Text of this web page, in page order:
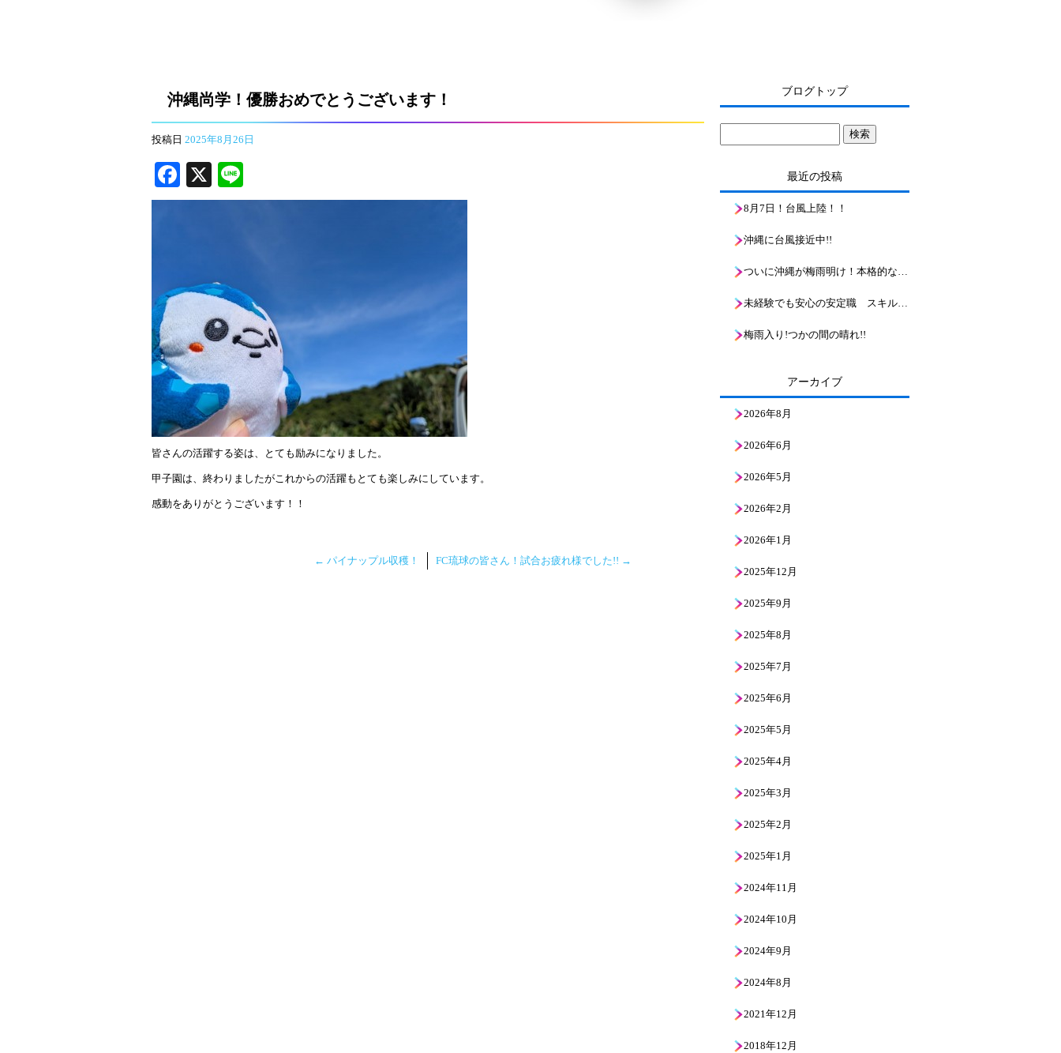
沖縄尚学！優勝おめでとうございます！
投稿日 2025年8月26日
Fa
ce
X
ne
皆さんの活躍する姿は、とても励みになりました。
甲子園は、終わりましたがこれからの活躍もとても楽しみにしています。
感動をありがとうございます！！
← パイナップル収穫！ FC琉球の皆さん！試合お疲れ様でした!! →
ブログトップ
最近の投稿
8月7日！台風上陸！！
沖縄に台風接近中!!
ついに沖縄が梅雨明け！本格的な夏到来と、これからのボーリング現場の熱い戦い
未経験でも安心の安定職 スキルアップ！地層の魅力と基礎知識を解説
梅雨入り!つかの間の晴れ!!
アーカイブ
2026年8月
2026年6月
2026年5月
2026年2月
2026年1月
2025年12月
2025年9月
2025年8月
2025年7月
2025年6月
2025年5月
2025年4月
2025年3月
2025年2月
2025年1月
2024年11月
2024年10月
2024年9月
2024年8月
2021年12月
2018年12月